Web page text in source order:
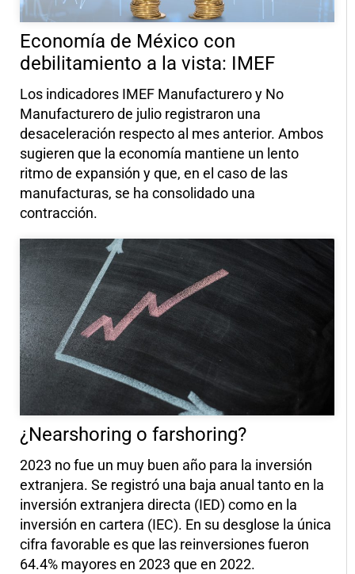
Economía de México con
debilitamiento a la vista: IMEF
Los indicadores IMEF Manufacturero y No
Manufacturero de julio registraron una
desaceleración respecto al mes anterior. Ambos
sugieren que la economía mantiene un lento
ritmo de expansión y que, en el caso de las
manufacturas, se ha consolidado una
contracción.
¿Nearshoring o farshoring?
2023 no fue un muy buen año para la inversión
extranjera. Se registró una baja anual tanto en la
inversión extranjera directa (IED) como en la
inversión en cartera (IEC). En su desglose la única
cifra favorable es que las reinversiones fueron
64.4% mayores en 2023 que en 2022.